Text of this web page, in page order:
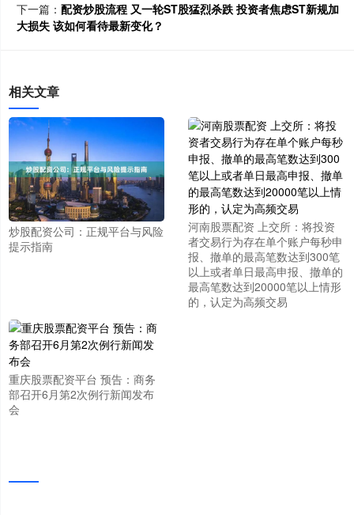
下一篇： 配资炒股流程 又一轮ST股猛烈杀跌 投资者焦虑ST新规加
大损失 该如何看待最新变化？
相关文章
炒股配资公司：正规平台与风险
提示指南
河南股票配资 上交所：将投资
者交易行为存在单个账户每秒申
报、撤单的最高笔数达到300笔
以上或者单日最高申报、撤单的
最高笔数达到20000笔以上情形
的，认定为高频交易
重庆股票配资平台 预告：商务
部召开6月第2次例行新闻发布
会